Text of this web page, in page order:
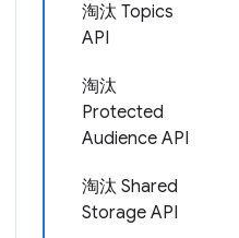
淘汰 Topics
API
淘汰
Protected
Audience API
淘汰 Shared
Storage API